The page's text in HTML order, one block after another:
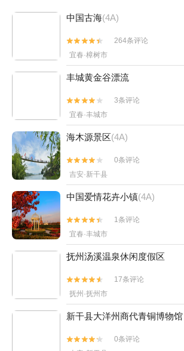
中国古海(4A)


264条评论
宜春·樟树市
丰城黄金谷漂流


3条评论
宜春·丰城市
海木源景区(4A)


0条评论
吉安·新干县
中国爱情花卉小镇(4A)


1条评论
宜春·丰城市
抚州汤溪温泉休闲度假区


17条评论
抚州·抚州市
新干县大洋州商代青铜博物馆


0条评论